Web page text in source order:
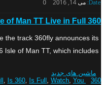
Date: می 14, 2016 0
of Man TT Live in Full 360
the track 360fly announces its
of Man TT, which includes […]
ماشین های جدید
360 Can
, Is 360, Is Full , Watch, You